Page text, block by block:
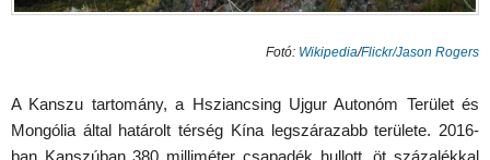
Fotó: Wikipedia/Flickr/Jason Rogers
A Kanszu tartomány, a Hsziancsing Ujgur Autonóm Terület és
Mongólia által határolt térség Kína legszárazabb területe. 2016-
ban Kanszúban 380 milliméter csapadék hullott, öt százalékkal